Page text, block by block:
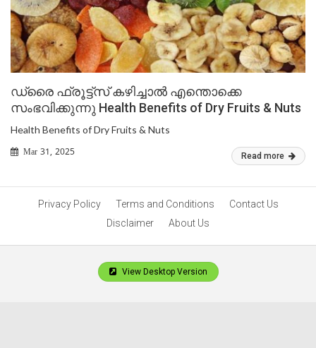
ഡ്രൈ ഫ്രൂട്ട്സ് കഴിച്ചാൽ എന്തൊക്കെ
സംഭവിക്കുന്നു Health Benefits of Dry Fruits & Nuts
Health Benefits of Dry Fruits & Nuts
Mar 31, 2025 Read more
Privacy Policy Terms and Conditions
Contact Us
Disclaimer
About Us
View Desktop Version